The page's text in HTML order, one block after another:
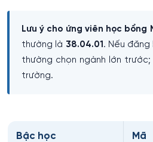
Lưu ý cho ứng viên học bổng
thường là 38.04.01 . Nếu đăng
thường chọn ngành lớn
trường.
Bậc học
Mã